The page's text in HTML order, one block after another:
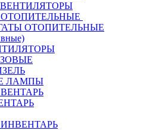
ОТОПИТЕЛЬНЫЕ
ОТОПИТЕЛЬНЫЕ
ЛАМПЫ